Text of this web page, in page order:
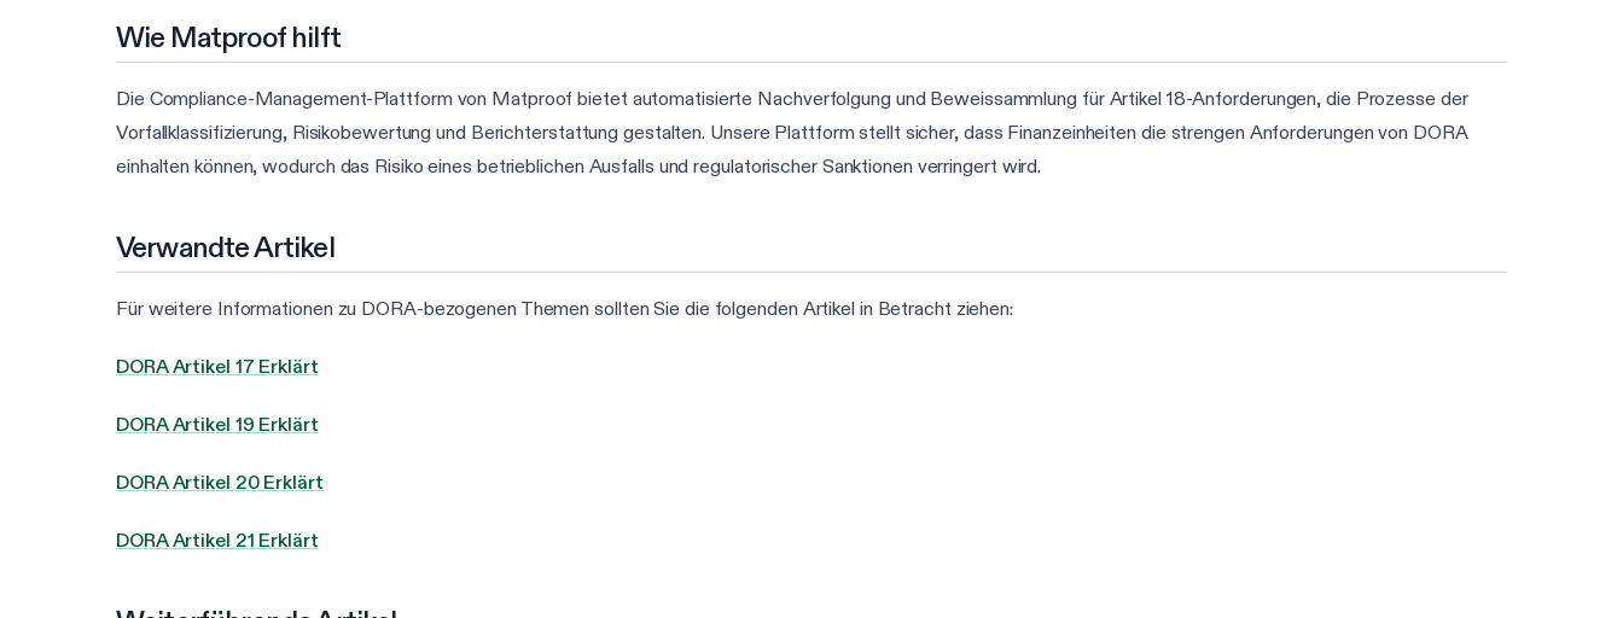
Wie Matproof hilft
Die Compliance-Management-Plattform von Matproof bietet automatisierte Nachverfolgung und Beweissammlung für Artikel 18-Anforderungen, die Prozesse der
Vorfallklassifizierung, Risikobewertung und Berichterstattung gestalten. Unsere Plattform stellt sicher, dass Finanzeinheiten die strengen Anforderungen von DORA
einhalten können, wodurch das Risiko eines betrieblichen Ausfalls und regulatorischer Sanktionen verringert wird.
Verwandte Artikel
Für weitere Informationen zu DORA-bezogenen Themen sollten Sie die folgenden Artikel in Betracht ziehen:
DORA Artikel 17 Erklärt
DORA Artikel 19 Erklärt
DORA Artikel 20 Erklärt
DORA Artikel 21 Erklärt